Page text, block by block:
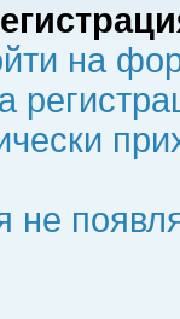
на
не